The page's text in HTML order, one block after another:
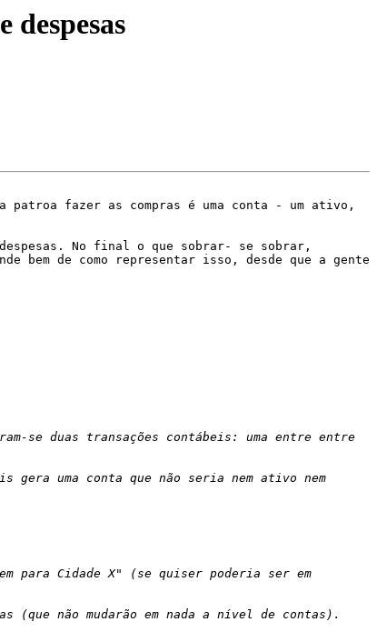
despesas
fazer as compras é uma conta - um ativo,
No final o que sobrar- se sobrar,
bem de como representar isso, desde que a gente
se duas transações contábeis: uma entre entre
uma conta que não seria nem ativo nem
para Cidade X" (se quiser poderia ser em